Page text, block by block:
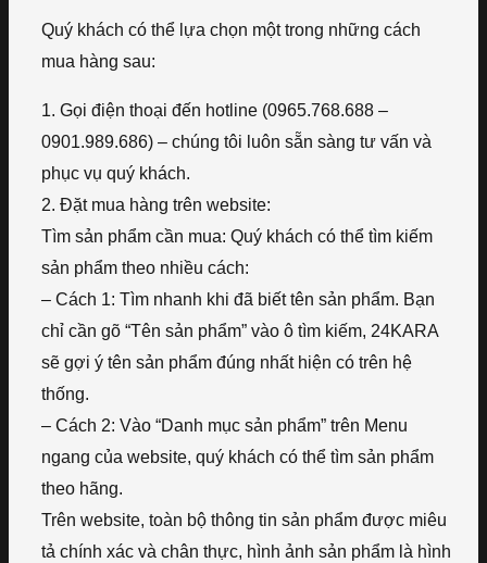
Quý khách có thể lựa chọn một trong những cách
mua hàng sau:
1. Gọi điện thoại đến hotline (0965.768.688 –
0901.989.686) – chúng tôi luôn sẵn sàng tư vấn và
phục vụ quý khách.
2. Đặt mua hàng trên website:
Tìm sản phẩm cần mua: Quý khách có thể tìm kiếm
sản phẩm theo nhiều cách:
– Cách 1: Tìm nhanh khi đã biết tên sản phẩm. Bạn
chỉ cần gõ “Tên sản phẩm” vào ô tìm kiếm, 24KARA
sẽ gợi ý tên sản phẩm đúng nhất hiện có trên hệ
thống.
– Cách 2: Vào “Danh mục sản phẩm” trên Menu
ngang của website, quý khách có thể tìm sản phẩm
theo hãng.
Trên website, toàn bộ thông tin sản phẩm được miêu
tả chính xác và chân thực, hình ảnh sản phẩm là hình